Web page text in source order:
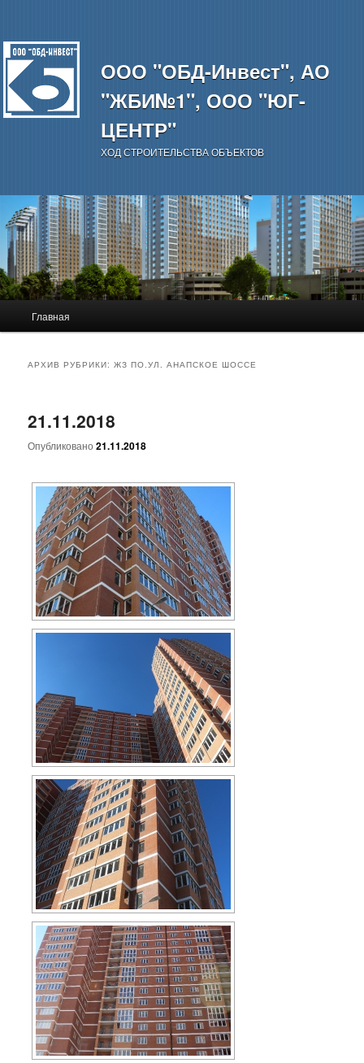
ООО "ОБД-Инвест", АО
"ЖБИ№1", ООО "ЮГ-
ЦЕНТР"
ХОД СТРОИТЕЛЬСТВА ОБЪЕКТОВ
Перейти
содержимому
Перейти
содержимому
Главная
АРХИВ РУБРИКИ:ЖЗ ПО.УЛ. АНАПСКОЕ ШОССЕ
21.11.2018
Опубликовано21.11.2018